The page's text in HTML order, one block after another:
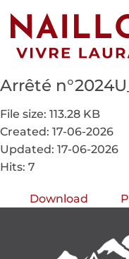
Arrêté
File size: 113.28 KB
Created: 17-06-2026
Updated: 17-06-2026
Hits: 7
Download